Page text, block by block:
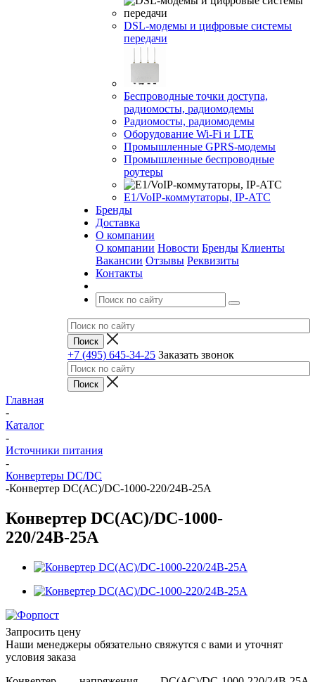
DSL-модемы и цифровые системы
передачи
Беспроводные точки доступа,
радиомосты, радиомодемы
Радиомосты, радиомодемы
Оборудование Wi-Fi и LTE
Промышленные GPRS-модемы
Промышленные беспроводные
роутеры
Е1/VoIP-коммутаторы, IP-АТС
Бренды
Доставка
О компании
О компании Новости Бренды Клиенты
Вакансии Отзывы Реквизиты
Контакты
+7 (495) 645-34-25 Заказать звонок
Главная
-
Каталог
-
Источники питания
-
Конвертеры DC/DC
-Конвертер DC(АС)/DC-1000-220/24В-25А
Конвертер DC(АС)/DC-1000-
220/24В-25А
Запросить цену
Наши менеджеры обязательно свяжутся с вами и уточнят
условия заказа